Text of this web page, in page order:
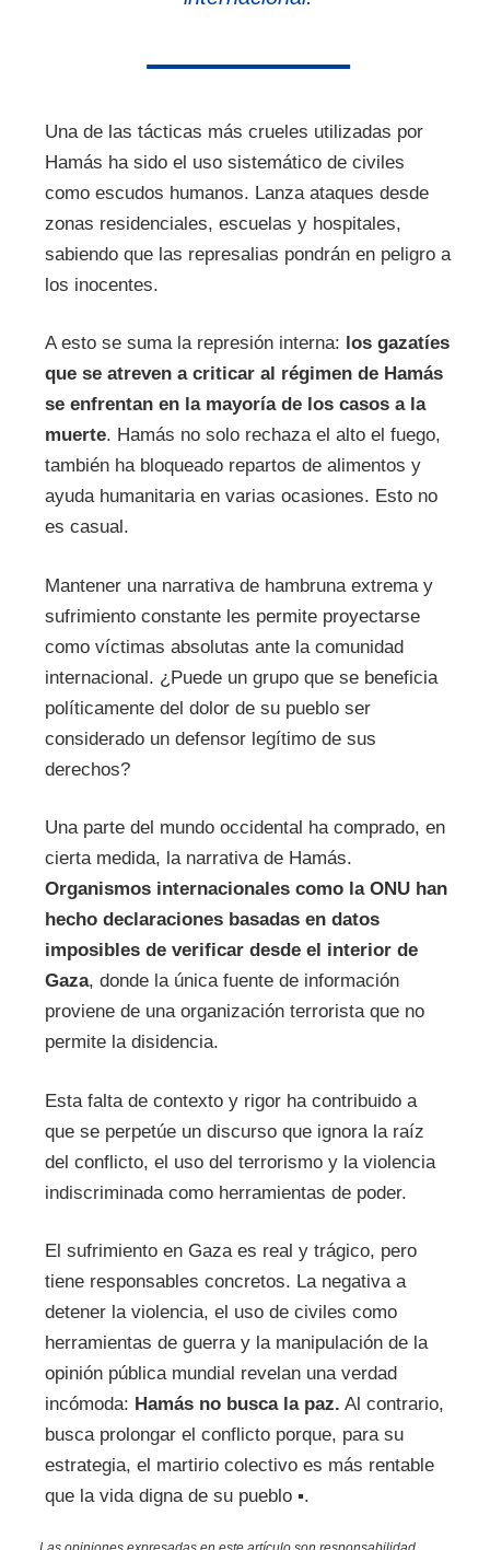
Una de las tácticas más crueles utilizadas por
Hamás ha sido el uso sistemático de civiles
como escudos humanos. Lanza ataques desde
zonas residenciales, escuelas y hospitales,
sabiendo que las represalias pondrán en peligro a
los inocentes.
A esto se suma la represión interna: los gazatíes
que se atreven a criticar al régimen de Hamás
se enfrentan en la mayoría de los casos a la
muerte. Hamás no solo rechaza el alto el fuego,
también ha bloqueado repartos de alimentos y
ayuda humanitaria en varias ocasiones. Esto no
es casual.
Mantener una narrativa de hambruna extrema y
sufrimiento constante les permite proyectarse
como víctimas absolutas ante la comunidad
internacional. ¿Puede un grupo que se beneficia
políticamente del dolor de su pueblo ser
considerado un defensor legítimo de sus
derechos?
Una parte del mundo occidental ha comprado, en
cierta medida, la narrativa de Hamás.
Organismos internacionales como la ONU han
hecho declaraciones basadas en datos
imposibles de verificar desde el interior de
Gaza, donde la única fuente de información
proviene de una organización terrorista que no
permite la disidencia.
Esta falta de contexto y rigor ha contribuido a
que se perpetúe un discurso que ignora la raíz
del conflicto, el uso del terrorismo y la violencia
indiscriminada como herramientas de poder.
El sufrimiento en Gaza es real y trágico, pero
tiene responsables concretos. La negativa a
detener la violencia, el uso de civiles como
herramientas de guerra y la manipulación de la
opinión pública mundial revelan una verdad
incómoda: Hamás no busca la paz. Al contrario,
busca prolongar el conflicto porque, para su
estrategia, el martirio colectivo es más rentable
que la vida digna de su pueblo ▪.